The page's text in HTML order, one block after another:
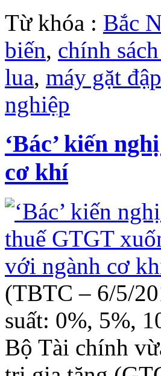
Từ khóa : Bắc
biến, chính
lua, máy gặt
nghiệp
‘Bác’ kiến
cơ khí
(TBTC – 6/5/
suất: 0%, 5%,
Bộ Tài chính